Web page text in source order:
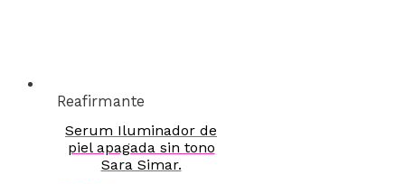
Reafirmante
Serum Iluminador de
piel apagada sin tono
Sara Simar.